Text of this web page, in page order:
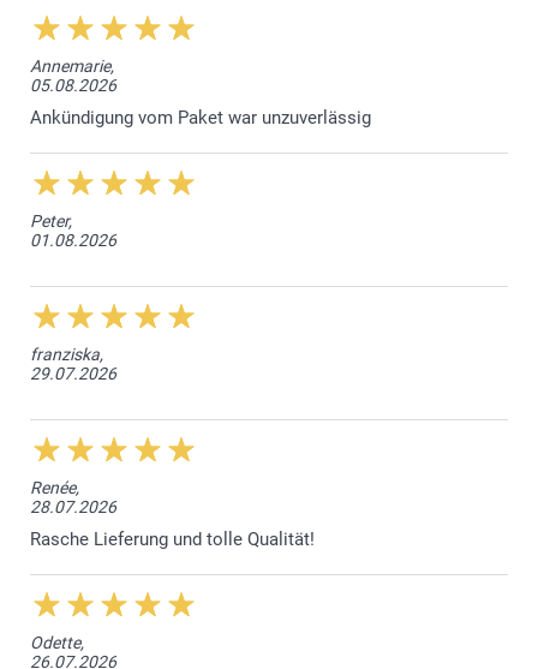
Annemarie,
05.08.2026
Ankündigung vom Paket war unzuverlässig
Peter,
01.08.2026
franziska,
29.07.2026
Renée,
28.07.2026
Rasche Lieferung und tolle Qualität!
Odette,
26.07.2026